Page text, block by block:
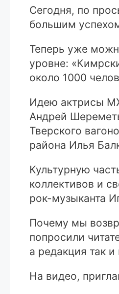
Сегодня, по
большим
Теперь уже
уровне:
около 1000
Идею актрисы
Андрей
Тверского
района Илья
Культурную
коллективов и
рок-музыканта
Почему мы
попросили
а редакция так
На видео,